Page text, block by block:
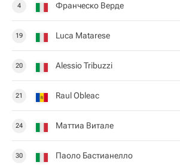
4 Франческо Верде
19 Luca Matarese
20 Alessio Tribuzzi
21 Raul Obleac
24 Маттиа Витале
30 Паоло Бастианелло